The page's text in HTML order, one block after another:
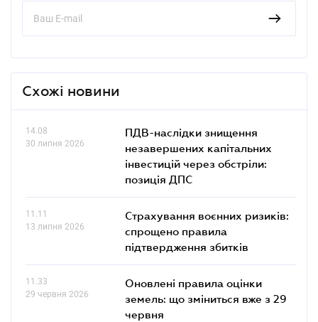
Схожі новини
14.08
30 липня 2026
ПДВ-наслідки знищення
незавершених капітальних
інвестицій через обстріли:
позиція ДПС
11.11
13 липня 2026
Страхування воєнних ризиків:
спрощено правила
підтвердження збитків
11.33
29 червня 2026
Оновлені правила оцінки
земель: що зміниться вже з 29
червня